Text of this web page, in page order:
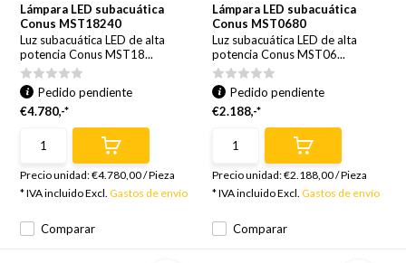
Lámpara LED subacuática
Conus MST18240
Luz subacuática LED de alta
potencia Conus MST18...
Comparar
Pedido pendiente
€4.780,-*
Precio unidad:€4.780,00/Pieza
* IVA incluido Excl.Gastos de envío
Lámpara LED subacuática
Conus MST0680
Luz subacuática LED de alta
potencia Conus MST06...
Comparar
Pedido pendiente
€2.188,-*
Precio unidad:€2.188,00/Pieza
* IVA incluido Excl. Gastos de envío